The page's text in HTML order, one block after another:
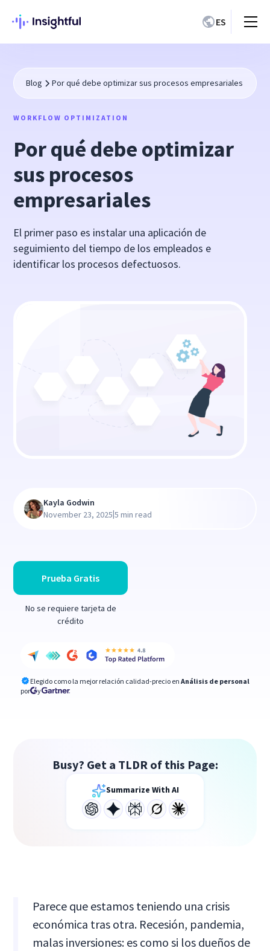
ES
Blog Por qué debe optimizar sus procesos empresariales
WORKFLOW OPTIMIZATION
Por qué debe optimizar
sus procesos
empresariales
El primer paso es instalar una aplicación de
seguimiento del tiempo de los empleados e
identificar los procesos defectuosos.
Prueba Gratis
No se requiere tarjeta de
crédito
Elegido como la mejor relación calidad-precio en Análisis de personal
por
y
Kayla Godwin
November 23, 2025|5 min read
Busy? Get a TLDR of this Page:
Summarize With AI
Parece que estamos teniendo una crisis
económica tras otra. Recesión, pandemia,
malas inversiones: es como si los dueños de